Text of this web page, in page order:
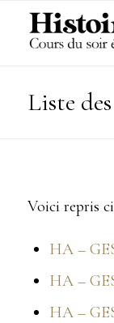
Liste
Voici repris
HA –
HA –
HA –